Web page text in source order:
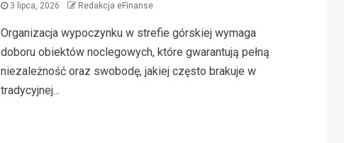
3 lipca, 2026 Redakcja eFinanse
Organizacja wypoczynku w strefie górskiej wymaga
doboru obiektów noclegowych, które gwarantują pełną
niezależność oraz swobodę, jakiej często brakuje w
tradycyjnej...